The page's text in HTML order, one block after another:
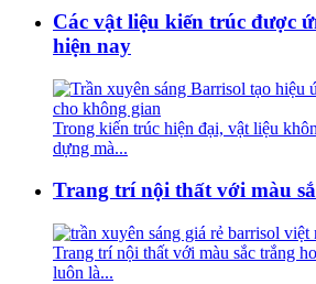
Các vật liệu kiến trúc được
hiện nay
Trong kiến trúc hiện đại, vật liệu
dựng mà...
Trang trí nội thất với màu
Trang trí nội thất với màu sắc trắng
luôn là...